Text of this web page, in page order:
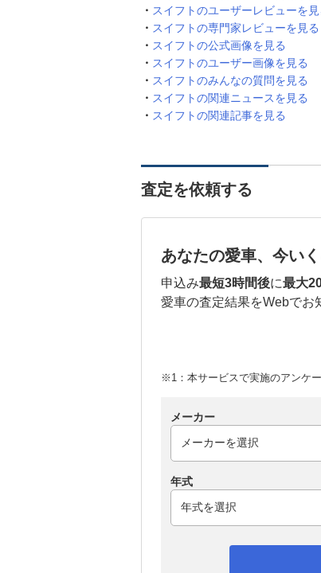
スイフトのユーザーレビューを見
スイフトの専門家レビューを見る
スイフトの公式画像を見る
スイフトのユーザー画像を見る
スイフトのみんなの質問を見る
スイフトの関連ニュースを見る
スイフトの関連記事を見る
査定を依頼する
あなたの愛車、今い
申込み最短3時間後に最大
愛車の査定結果をWebでお
※1：本サービスで実施のアンケ
メーカー
年式